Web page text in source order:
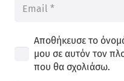
Αποθήκευσε το
μου σε αυτόν τον
που θα σχολιάσω.